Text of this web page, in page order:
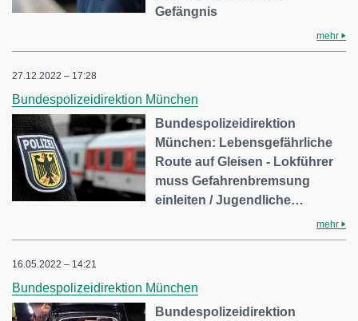
Gefängnis
mehr
27.12.2022 – 17:28
Bundespolizeidirektion München
Bundespolizeidirektion
München: Lebensgefährliche
Route auf Gleisen - Lokführer
muss Gefahrenbremsung
einleiten / Jugendliche…
mehr
16.05.2022 – 14:21
Bundespolizeidirektion München
Bundespolizeidirektion